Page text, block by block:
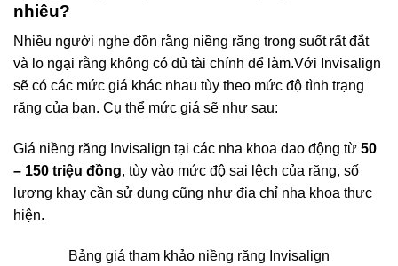
nhiêu?
Nhiều người nghe đồn rằng niềng răng trong suốt rất đắt
và lo ngại rằng không có đủ tài chính để làm.Với Invisalign
sẽ có các mức giá khác nhau tùy theo mức độ tình trạng
răng của bạn. Cụ thể mức giá sẽ như sau:
Giá niềng răng Invisalign tại các nha khoa dao động từ 50
– 150 triệu đồng, tùy vào mức độ sai lệch của răng, số
lượng khay cần sử dụng cũng như địa chỉ nha khoa thực
hiện.
Bảng giá tham khảo niềng răng Invisalign